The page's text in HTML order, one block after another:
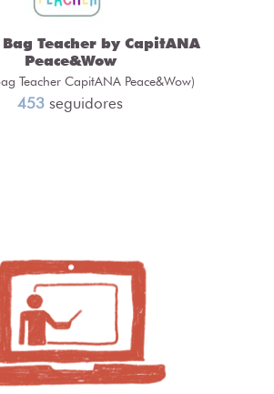
Teacher by CapitANA
Peace&Wow
Teacher CapitANA Peace&Wow)
453 seguidores